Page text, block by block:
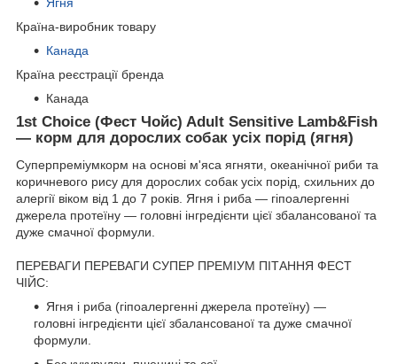
Країна-виробник товару
Канада
Країна реєстрації бренда
Канада
1st Choice (Фест Чойс) Adult Sensitive Lamb&Fish
— корм для дорослих собак усіх порід (ягня)
Суперпреміумкорм на основі м'яса ягняти, океанічної риби та
коричневого рису для дорослих собак усіх порід, схильних до
алергії віком від 1 до 7 років. Ягня і риба — гіпоалергенні
джерела протеїну — головні інгредієнти цієї збалансованої та
дуже смачної формули.
ПЕРЕВАГИ ПЕРЕВАГИ СУПЕР ПРЕМІУМ ПІТАННЯ ФЕСТ
ЧІЙС:
Ягня і риба (гіпоалергенні джерела протеїну) —
головні інгредієнти цієї збалансованої та дуже смачної
формули.